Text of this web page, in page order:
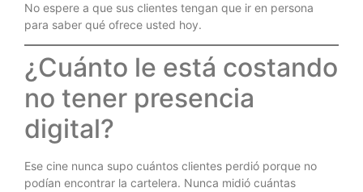
No espere a que sus clientes tengan que ir en persona
para saber qué ofrece usted hoy.
¿Cuánto le está costando
no tener presencia
digital?
Ese cine nunca supo cuántos clientes perdió porque no
podían encontrar la cartelera. Nunca midió cuántas